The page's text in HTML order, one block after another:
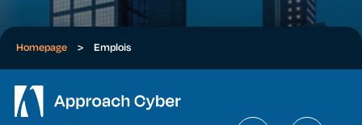
Homepage > Emplois